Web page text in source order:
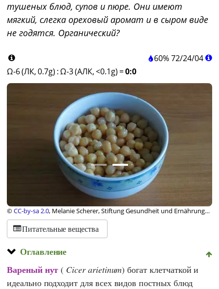
тушеных блюд, супов и пюре. Они имеют
мягкий, слегка ореховый аромат и в сыром виде
не годятся. Органический?
60%72/24/04
Ω-6 (ЛК, 0.7g) :Ω-3 (АЛК, <0.1g) =0:0
©CC-by-sa 2.0, Melanie Scherer, Stiftung Gesundheit und Ernährung
Schweiz
Питательные вещества
Оглавление
Вареный нут ( Cicer arietinum) богат клетчаткой и
идеально подходит для всех видов постных блюд